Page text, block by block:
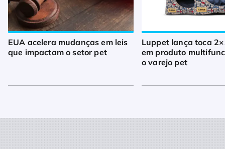
EUA acelera mudanças em leis
que impactam o setor pet
Luppet lança toca
em produto
o varejo pet